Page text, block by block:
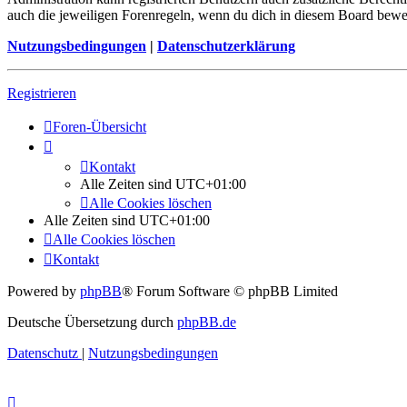
auch die jeweiligen Forenregeln, wenn du dich in diesem Board
Nutzungsbedingungen | Datenschutzerklärung
Registrieren
Foren-Übersicht
Kontakt
Alle Zeiten sind UTC+01:00
Alle Cookies löschen
Alle Zeiten sind UTC+01:00
Alle Cookies löschen
Kontakt
Powered by phpBB® Forum Software © phpBB Limited
Deutsche Übersetzung durch phpBB.de
Datenschutz | Nutzungsbedingungen